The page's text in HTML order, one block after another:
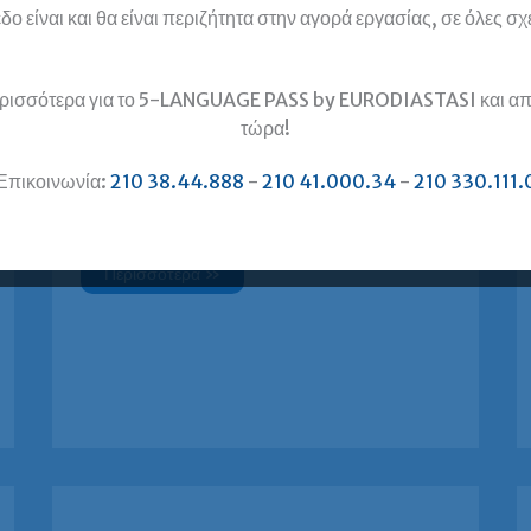
Επέλεξα την Ευρωδιάσταση για
προετοιμασία IELTS μετά από έρευνα
γραμματειακό προσωπικό (στην πλειοψηφία
Βασιλική
Ρουμπή,
Περισσότερα »
είναι και θα είναι περιζήτητα στην αγορά εργασίας, σε όλες
για το 5-LANGUAGE PASS by EURODIASTASI και
τώρα!
210 38.44.888 - 210 41.000.34- 210